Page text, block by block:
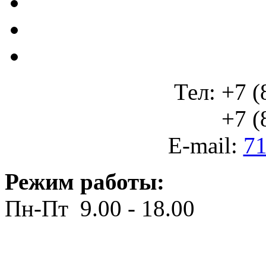
Тел: +7
+7
E-mail:
Режим работы:
Пн-Пт 9.00 - 18.00